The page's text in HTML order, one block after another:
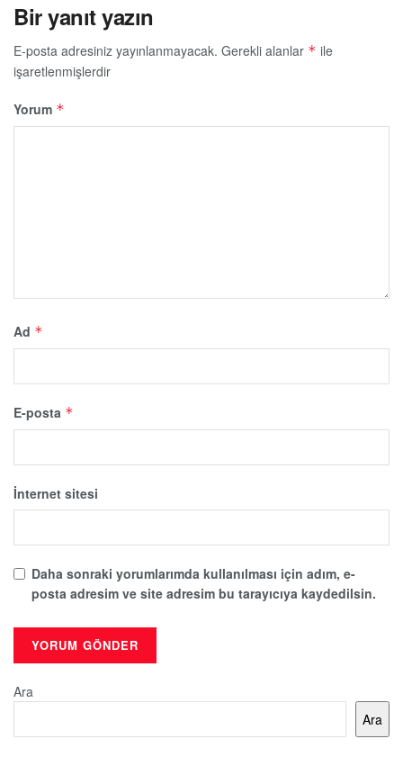
Bir yanıt yazın
E-posta adresiniz yayınlanmayacak. Gerekli alanlar * ile
işaretlenmişlerdir
Yorum *
Ad *
E-posta *
İnternet sitesi
Daha sonraki yorumlarımda kullanılması için adım, e-
posta adresim ve site adresim bu tarayıcıya kaydedilsin.
Ara
Ara